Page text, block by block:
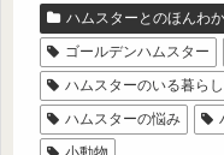
ハムスターとのほんわ
ゴールデンハムスター
ハムスターのいる暮らし
ハムスターの悩み